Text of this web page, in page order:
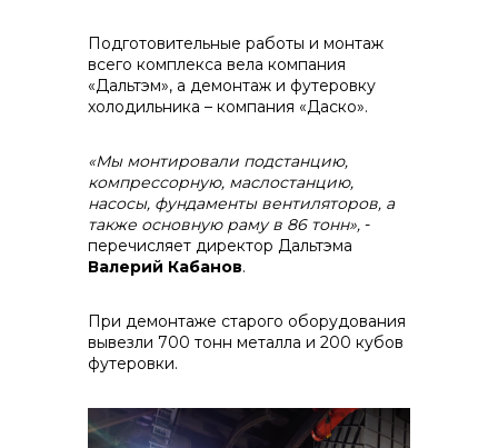
Подготовительные работы и монтаж
всего комплекса вела компания
«Дальтэм», а демонтаж и футеровку
холодильника – компания «Даско».
«Мы монтировали подстанцию,
компрессорную, маслостанцию,
насосы, фундаменты вентиляторов, а
также основную раму в 86 тонн», -
перечисляет директор Дальтэма
Валерий Кабанов.
При демонтаже старого оборудования
вывезли 700 тонн металла и 200 кубов
футеровки.